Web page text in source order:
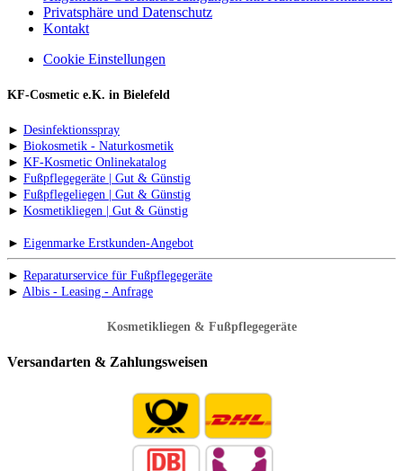
Privatsphäre und Datenschutz
Kontakt
Cookie Einstellungen
KF-Cosmetic e.K. in Bielefeld
► Desinfektionsspray
► Biokosmetik - Naturkosmetik
► KF-Kosmetic Onlinekatalog
► Fußpflegegeräte | Gut & Günstig
► Fußpflegeliegen | Gut & Günstig
► Kosmetikliegen | Gut & Günstig
► Eigenmarke Erstkunden-Angebot
► Reparaturservice für Fußpflegegeräte
► Albis - Leasing - Anfrage
Kosmetikliegen & Fußpflegegeräte
Versandarten & Zahlungsweisen